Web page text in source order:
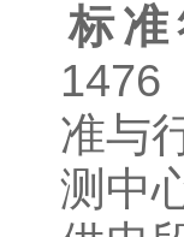
标
1476
准与
测中